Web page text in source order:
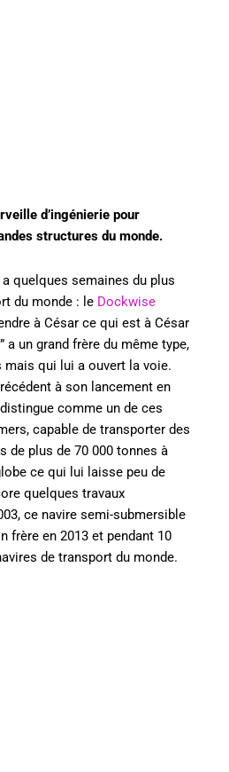
d’ingénierie pour
structures du monde.
quelques semaines du plus
du monde : le Dockwise
à César ce qui est à César
a un grand frère du même type,
mais qui lui a ouvert la voie.
à son lancement en
comme un de ces
capable de transporter des
de plus de 70 000 tonnes à
ce qui lui laisse peu de
quelques travaux
ce navire semi-submersible
frère en 2013 et pendant 10
de transport du monde.